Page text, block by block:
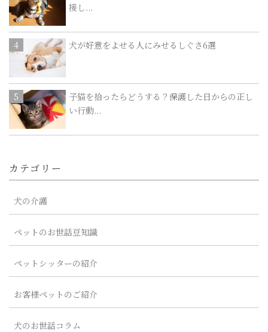
接し...
犬が好意をよせる人にみせるしぐさ6選
子猫を拾ったらどうする？保護した日からの正し
い行動...
カテゴリー
犬の介護
ペットのお世話豆知識
ペットシッターの紹介
お客様ペットのご紹介
犬のお世話コラム